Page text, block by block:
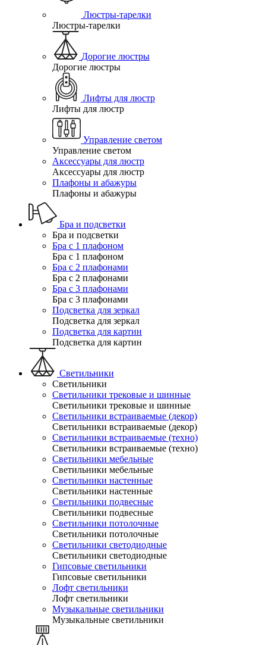
Люстры-тарелки
Люстры-тарелки
Дорогие люстры
Дорогие люстры
Лифты для люстр
Лифты для люстр
Управление светом
Управление светом
Аксессуары для люстр
Аксессуары для люстр
Плафоны и абажуры
Плафоны и абажуры
Бра и подсветки
Бра и подсветки
Бра с 1 плафоном
Бра с 1 плафоном
Бра с 2 плафонами
Бра с 2 плафонами
Бра с 3 плафонами
Бра с 3 плафонами
Подсветка для зеркал
Подсветка для зеркал
Подсветка для картин
Подсветка для картин
Светильники
Светильники
Светильники трековые и шинные
Светильники трековые и шинные
Светильники встраиваемые (декор)
Светильники встраиваемые (декор)
Светильники встраиваемые (техно)
Светильники встраиваемые (техно)
Светильники мебельные
Светильники мебельные
Светильники настенные
Светильники настенные
Светильники подвесные
Светильники подвесные
Светильники потолочные
Светильники потолочные
Светильники светодиодные
Светильники светодиодные
Гипсовые светильники
Гипсовые светильники
Лофт светильники
Лофт светильники
Музыкальные светильники
Музыкальные светильники